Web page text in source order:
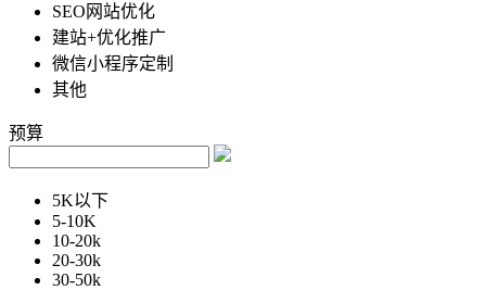
SEO网站优化
建站+优化推广
微信小程序定制
其他
预算
5K以下
5-10K
10-20k
20-30k
30-50k